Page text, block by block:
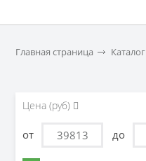
Главная страница Каталог
Цена (руб)
от до